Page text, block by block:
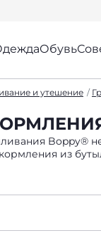
Обувь
и утешение
Boppy®
из